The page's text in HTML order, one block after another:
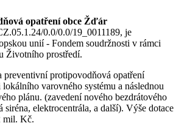
opatření obce Žďár
0.0/0.0/19_0011189, je
unií - Fondem soudržnosti v rámci
Životního prostředí.
preventivní protipovodňová opatření
varovného systému a následnou
plánu. (zavedení nového bezdrátového
siréna, elektrocentrála, a další). Výše dotace
mil. Kč.